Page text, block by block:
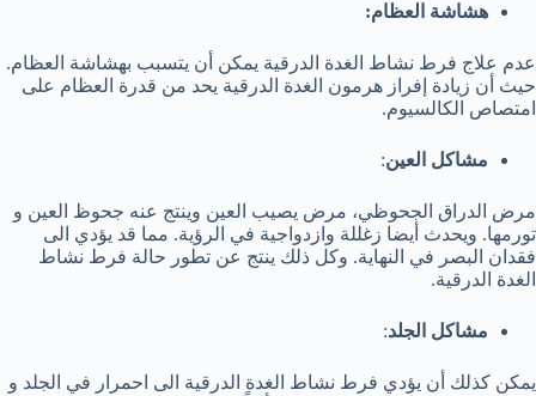
هشاشة العظام:
عدم علاج فرط نشاط الغدة الدرقية يمكن أن يتسبب بهشاشة العظام.
حيث أن زيادة إفراز هرمون الغدة الدرقية يحد من قدرة العظام على
امتصاص الكالسيوم.
مشاكل العين:
مرض الدراق الجحوظي، مرض يصيب العين وينتج عنه جحوظ العين و
تورمها. ويحدث أيضا زغللة وازدواجية في الرؤية. مما قد يؤدي الى
فقدان البصر في النهاية. وكل ذلك ينتج عن تطور حالة فرط نشاط
الغدة الدرقية.
مشاكل الجلد:
يمكن كذلك أن يؤدي فرط نشاط الغدة الدرقية الى احمرار في الجلد و